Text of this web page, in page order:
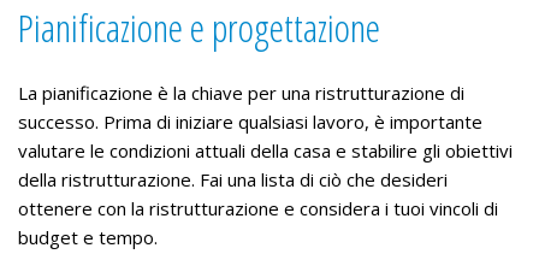
Pianificazione e progettazione
La pianificazione è la chiave per una ristrutturazione di
successo. Prima di iniziare qualsiasi lavoro, è importante
valutare le condizioni attuali della casa e stabilire gli obiettivi
della ristrutturazione. Fai una lista di ciò che desideri
ottenere con la ristrutturazione e considera i tuoi vincoli di
budget e tempo.